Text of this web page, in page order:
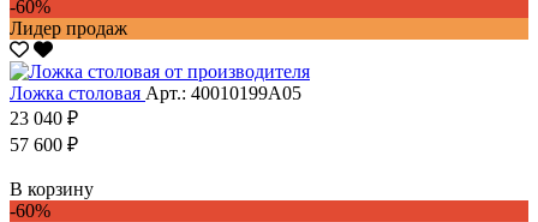
-60%
Лидер продаж
Ложка столовая Арт.: 40010199А05
23 040 ₽
57 600 ₽
В корзину
-60%